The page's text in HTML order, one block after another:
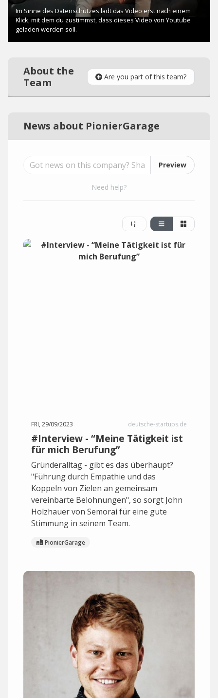
About the
Team
Are you part of this team?
News about PionierGarage
Preview
Need help?
FRI, 29/09/2023 deutsche-startups.de
#Interview - “Meine Tätigkeit ist
für mich Berufung”
Gründeralltag - gibt es das überhaupt?
"Führung durch Empathie und das
Koppeln von Zielen an gemeinsam
vereinbarte Belohnungen", so sorgt John
Holzhauer von Semorai für eine gute
Stimmung in seinem Team.
PionierGarage